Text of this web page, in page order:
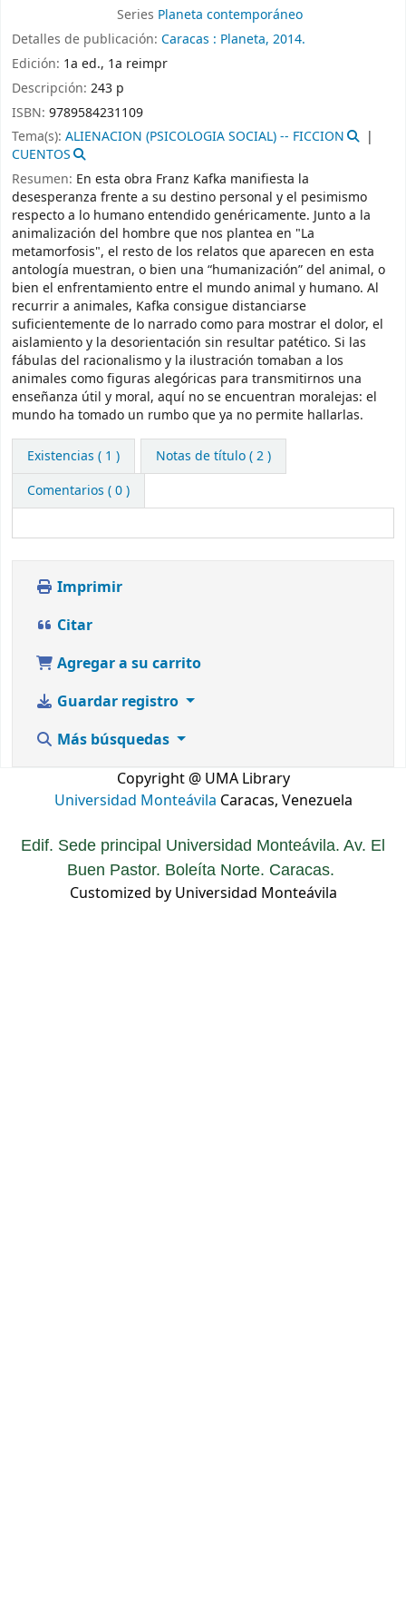
Series Planeta contemporáneo
Detalles de publicación: Caracas : Planeta, 2014.
Edición: 1a ed., 1a reimpr
Descripción: 243 p
ISBN: 9789584231109
Tema(s): ALIENACION (PSICOLOGIA SOCIAL) -- FICCION
CUENTOS
Resumen: En esta obra Franz Kafka manifiesta la
desesperanza frente a su destino personal y el pesimismo
respecto a lo humano entendido genéricamente. Junto a la
animalización del hombre que nos plantea en "La
metamorfosis", el resto de los relatos que aparecen en esta
antología muestran, o bien una “humanización” del animal, o
bien el enfrentamiento entre el mundo animal y humano. Al
recurrir a animales, Kafka consigue distanciarse
suficientemente de lo narrado como para mostrar el dolor, el
aislamiento y la desorientación sin resultar patético. Si las
fábulas del racionalismo y la ilustración tomaban a los
animales como figuras alegóricas para transmitirnos una
enseñanza útil y moral, aquí no se encuentran moralejas: el
mundo ha tomado un rumbo que ya no permite hallarlas.
Existencias ( 1 )
Notas de título ( 2 )
Comentarios ( 0 )
Imprimir
Citar
Agregar a su carrito
Guardar registro
Más búsquedas
Copyright @ UMA Library
Universidad Monteávila Caracas, Venezuela
Edif. Sede principal Universidad Monteávila. Av. El
Buen Pastor. Boleíta Norte. Caracas.
Customized by Universidad Monteávila